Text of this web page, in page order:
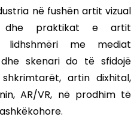
në fushën artit vizual
dhe praktikat e artit
lidhshmëri me mediat
skenari do të sfidojë
artin dixhital,
AR/VR, në prodhim të